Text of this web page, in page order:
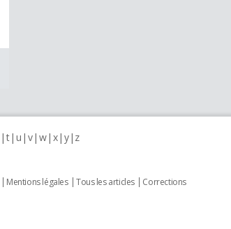
t u v w x y z
Mentions légales Tous les articles
Corrections